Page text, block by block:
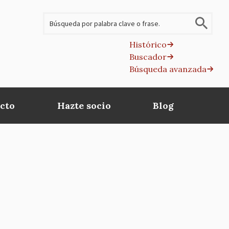
Histórico
Buscador
Búsqueda avanzada
Hazte socio Blog